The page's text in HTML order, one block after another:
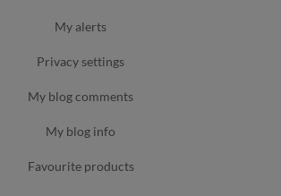
my alerts
privacy settings
my blog comments
my blog info
favourite products